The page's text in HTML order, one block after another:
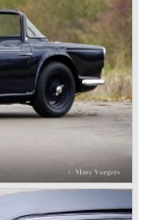
it was far more
Ferrari and Aston
a new road with
small British
did not know
of a hype started.
MG TC and
Triumph sports car
the 20 TS later
good enough
TR 2 which